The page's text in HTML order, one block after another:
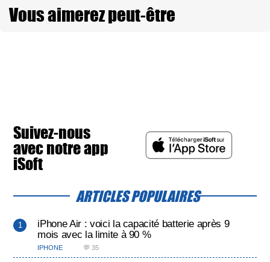
Vous aimerez peut-être
Suivez-nous
avec notre app
iSoft
ARTICLES POPULAIRES
iPhone Air : voici la capacité batterie après 9
mois avec la limite à 90 %
IPHONE 💬 35